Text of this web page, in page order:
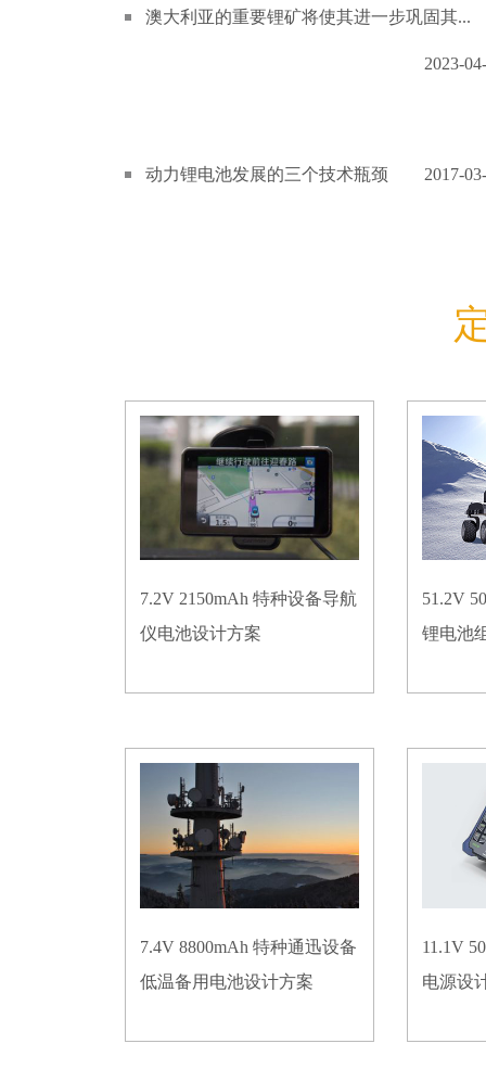
澳大利亚的重要锂矿将使其进一步巩固其...
2023-
动力锂电池发展的三个技术瓶颈 2017-
7.2V 2150mAh 特种设备导航
仪电池设计方案
51.2V
锂电池
7.4V 8800mAh 特种通迅设备
低温备用电池设计方案
11.1V
电源设